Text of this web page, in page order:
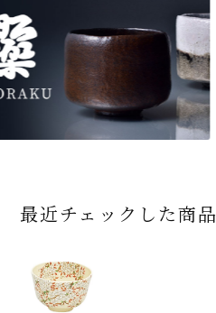
最近チェックした商品